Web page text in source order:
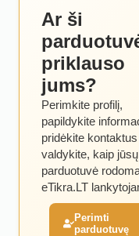
Ar ši
priklauso
jums?
Perimkite profilį,
papildykite
pridėkite
valdykite, kaip jūsų
parduotuvė
eTikra.LT
Perimti
parduotuvę